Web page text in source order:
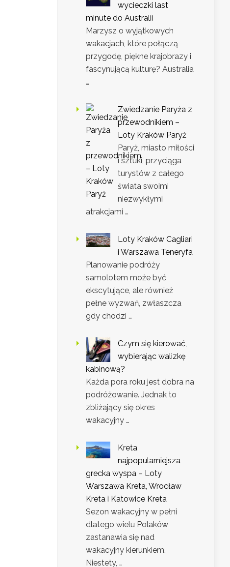
wycieczki last
minute do Australii
Marzysz o wyjątkowych
wakacjach, które połączą
przygodę, piękne krajobrazy i
fascynującą kulturę? Australia
…
Zwiedzanie Paryża z
przewodnikiem –
Loty Kraków Paryż
Paryż, miasto miłości
i sztuki, przyciąga
turystów z całego
świata swoimi
niezwykłymi
atrakcjami …
Loty Kraków Cagliari
i Warszawa Teneryfa
Planowanie podróży
samolotem może być
ekscytujące, ale również
pełne wyzwań, zwłaszcza
gdy chodzi …
Czym się kierować,
wybierając walizkę
kabinową?
Każda pora roku jest dobra na
podróżowanie. Jednak to
zbliżający się okres
wakacyjny …
Kreta
najpopularniejsza
grecka wyspa – Loty
Warszawa Kreta, Wrocław
Kreta i Katowice Kreta
Sezon wakacyjny w pełni
dlatego wielu Polaków
zastanawia się nad
wakacyjny kierunkiem.
Niestety, …